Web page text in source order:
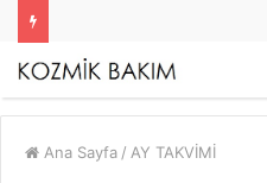
Ana Sayfa / AY TAKVİMİ